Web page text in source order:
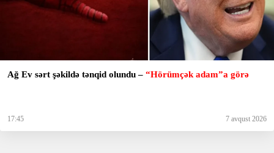
Ağ Ev sərt şəkildə tənqid olundu – “Hörümçək adam”a görə
17:45 7 avqust 2026